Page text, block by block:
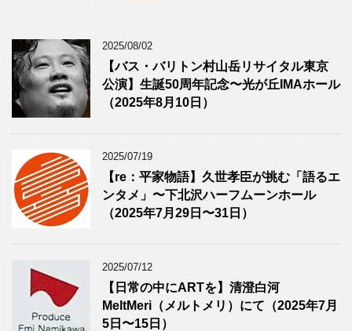
2025/08/02
【バス・バリトン村山岳リサイタル東京
公演】生誕50周年記念〜光が丘IMAホール
（2025年8月10日）
2025/07/19
【re：平家物語】久世孝臣が挑む「語るエ
ンタメ」〜下北沢ハーフムーンホール
（2025年7月29日〜31日）
2025/07/12
【日常の中にARTを】清澄白河
MeltMeri（メルトメリ）にて（2025年7月
5日〜15日）